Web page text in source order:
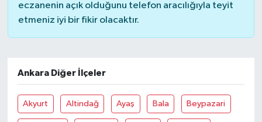
eczanenin açık olduğunu telefon aracılığıyla teyit
etmeniz iyi bir fikir olacaktır.
Ankara Diğer İlçeler
Akyurt Altindağ Ayaş Bala Beypazari